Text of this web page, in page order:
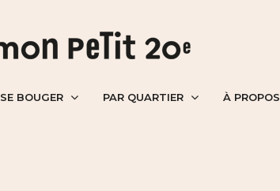
SE BOUGER PAR QUARTIER À PROPOS